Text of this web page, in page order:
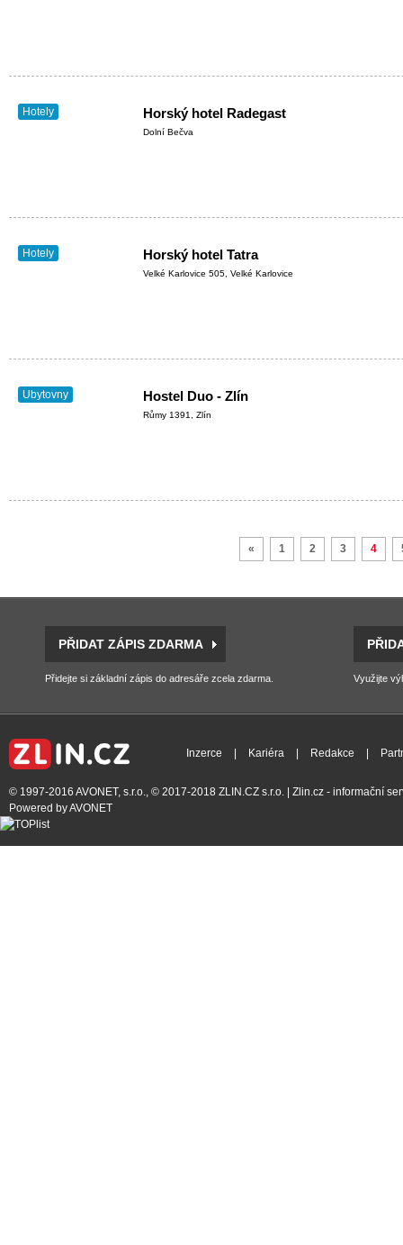
Hotely Horský hotel Radegast
Dolní Bečva
Hotely Horský hotel Tatra
Velké Karlovice 505, Velké Karlovice
Ubytovny Hostel Duo - Zlín
Růmy 1391, Zlín
« 1 2 3 4
PŘIDAT ZÁPIS ZDARMA
Přidejte si základní zápis do adresáře zcela zdarma. Využijte
Inzerce Kariéra Redakce
© 1997-2016 AVONET, s.r.o., © 2017-2018 ZLIN.CZ s.r.o. | Zlin.cz - informační
Powered byAVONET